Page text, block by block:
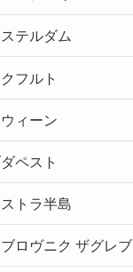
テルダム
フルト
ィーン
ペスト
トラ半島
ロヴニク ザグレブ